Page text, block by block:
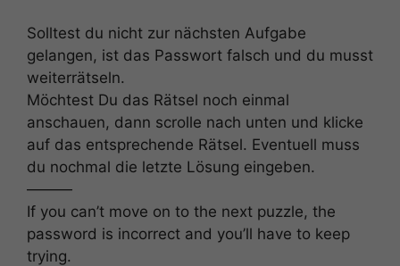
Solltest du nicht zur nächsten Aufgabe
gelangen, ist das Passwort falsch und du musst
weiterrätseln.
Möchtest Du das Rätsel noch einmal
anschauen, dann scrolle nach unten und klicke
auf das entsprechende Rätsel. Eventuell muss
du nochmal die letzte Lösung eingeben.
———
If you can’t move on to the next puzzle, the
password is incorrect and you’ll have to keep
trying.